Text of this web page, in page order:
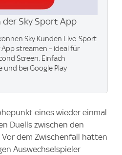
Sky Sport App
Sky Kunden Live-Sport
streamen – ideal für
Screen. Einfach
und bei Google Play
eines wieder einmal
Duells zwischen den
dem Zwischenfall hatten
Auswechselspieler